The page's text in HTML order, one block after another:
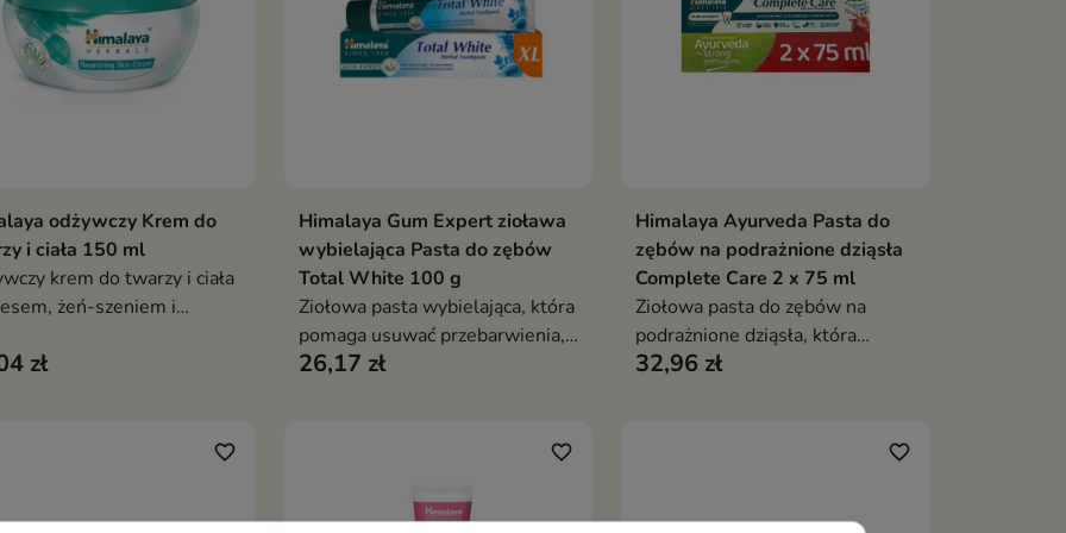
Dodaj do koszyka
odżywczy Krem do
i ciała 150 ml
krem do twarzy i ciała
żeń-szeniem i
nawilżać, wygładzać
zł
Dodaj do koszyka
Himalaya Gum Expert zioława
wybielająca Pasta do zębów
Total White 100 g
Ziołowa pasta wybielająca, która
pomaga usuwać przebarwienia,
wspiera zdrowie dziąseł oraz
26,17 zł
Dodaj do koszyka
Himalaya Ayurveda Pasta do
zębów na podrażnione dziąsła
Complete Care 2 x 75 ml
Ziołowa pasta do zębów na
podrażnione dziąsła, która
pomaga ograniczać krwawienie
długotrwałą świeżość oddechu
32,96 zł
favorite_border favorite_border favorite_border